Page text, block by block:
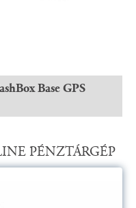
Base GPS
PÉNZTÁRGÉP